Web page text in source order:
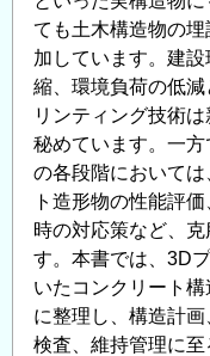
発
信
サ
イ
ト
「コ
ン
コ
ム
／
CONCOM」
の
ても土木構造物の
加しています。建
縮、環境負荷の低
リンティング技術
秘めています。一
の各段階において
ト造形物の性能評
時の対応策など、
す。本書では、3D
いたコンクリート
に整理し、構造計画
検査、維持管理に